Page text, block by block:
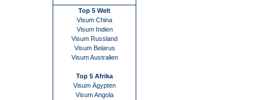
Top 5 Welt
Visum China
Visum Indien
Visum Russland
Visum Belarus
Visum Australien
Top 5 Afrika
Visum Ägypten
Visum Angola